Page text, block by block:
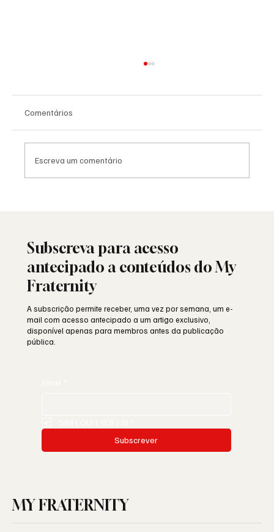
Comentários
Escreva um comentário
Subscreva para acesso
antecipado a conteúdos do My
Fraternity
A subscrição permite receber, uma vez por semana, um e-
mail com acesso antecipado a um artigo exclusivo,
disponível apenas para membros antes da publicação
pública.
Subscrever
MY FRATERNITY